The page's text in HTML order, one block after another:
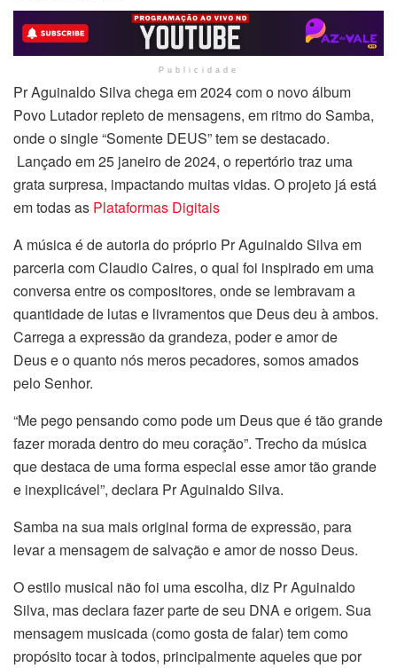
Publicidade
Pr Aguinaldo Silva chega em 2024 com o novo álbum
Povo Lutador repleto de mensagens, em ritmo do Samba,
onde o single “Somente DEUS” tem se destacado.
Lançado em 25 janeiro de 2024, o repertório traz uma
grata surpresa, impactando muitas vidas. O projeto já está
em todas as Plataformas Digitais
A música é de autoria do próprio Pr Aguinaldo Silva em
parceria com Claudio Caires, o qual foi inspirado em uma
conversa entre os compositores, onde se lembravam a
quantidade de lutas e livramentos que Deus deu à ambos.
Carrega a expressão da grandeza, poder e amor de
Deus e o quanto nós meros pecadores, somos amados
pelo Senhor.
“Me pego pensando como pode um Deus que é tão grande
fazer morada dentro do meu coração”. Trecho da música
que destaca de uma forma especial esse amor tão grande
e inexplicável”, declara Pr Aguinaldo Silva.
Samba na sua mais original forma de expressão, para
levar a mensagem de salvação e amor de nosso Deus.
O estilo musical não foi uma escolha, diz Pr Aguinaldo
Silva, mas declara fazer parte de seu DNA e origem. Sua
mensagem musicada (como gosta de falar) tem como
propósito tocar à todos, principalmente aqueles que por